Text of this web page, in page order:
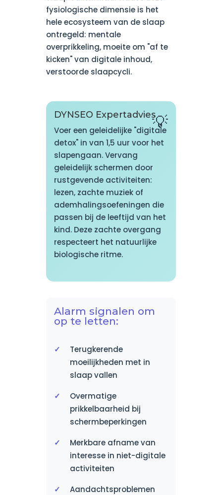
fysiologische dimensie is het
hele ecosysteem van de slaap
ontregeld: mentale
overprikkeling, moeite om "af te
kicken" van digitale inhoud,
verstoorde slaapcycli.
DYNSEO Expertadvies
Voer een geleidelijke "digitale
detox" in van 1,5 uur voor het
slapengaan. Vervang
geleidelijk schermen door
rustgevende activiteiten:
lezen, zachte muziek of
ademhalingsoefeningen die
passen bij de leeftijd van het
kind. Deze zachte overgang
respecteert het natuurlijke
biologische ritme.
Alarm signalen om
op te letten:
Terugkerende
moeilijkheden met in
slaap vallen
Overmatige
prikkelbaarheid bij
schermbeperkingen
Merkbare afname van
interesse in niet-digitale
activiteiten
Aandachtsproblemen